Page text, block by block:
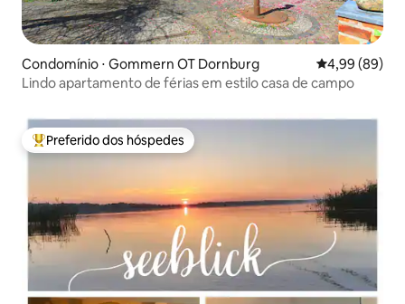
Condomínio ⋅ Gommern OT Dornburg 4,99 de uma
4,99 (89)
Lindo apartamento de férias em estilo casa de campo
Entre os melhores preferidos dos hóspedes
Preferido dos hóspedes